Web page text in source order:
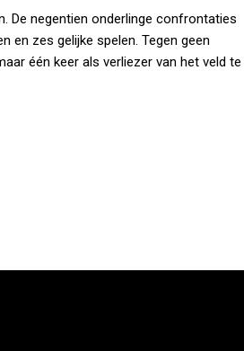
De negentien onderlinge confrontaties
en zes gelijke spelen. Tegen geen
één keer als verliezer van het veld te